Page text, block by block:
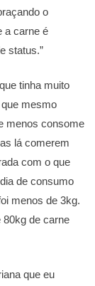
o
a carne é
status.”
tinha muito
mesmo
menos consome
lá comerem
com o que
de consumo
menos de 3kg.
de carne
que eu